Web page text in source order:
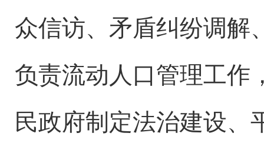
众信访、矛盾纠纷调解
负责流动人口管理工作
民政府制定法治建设、